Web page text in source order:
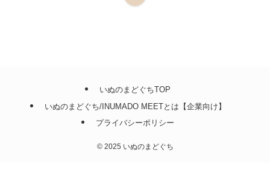
いぬのまどぐちTOP
いぬのまどぐち/INUMADO MEETとは【企業向け】
プライバシーポリシー
©2025 いぬのまどぐち